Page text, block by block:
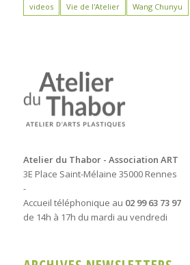
videos
Vie de l'Atelier Wang Chunyu
Atelier du Thabor - Association ART
3E Place Saint-Mélaine 35000 Rennes
-
Accueil téléphonique au 02 99 63 73 97
de 14h à 17h du mardi au vendredi